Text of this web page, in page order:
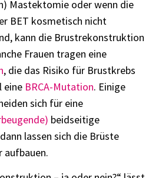
Mastektomie oder wenn die
BET kosmetisch nicht
kann die Brustrekonstruktion
Frauen tragen eine
, die das Risiko für Brustkrebs
eine BRCA-Mutation. Einige
sich für eine
beidseitige
lassen sich die Brüste
aufbauen.